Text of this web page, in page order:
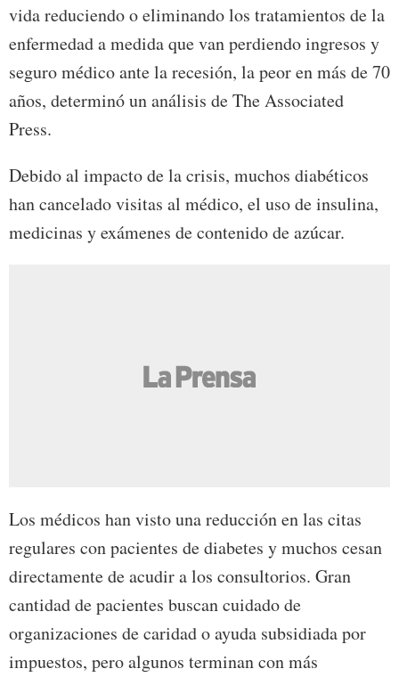
vida reduciendo o eliminando los tratamientos de la
enfermedad a medida que van perdiendo ingresos y
seguro médico ante la recesión, la peor en más de 70
años, determinó un análisis de The Associated
Press.
Debido al impacto de la crisis, muchos diabéticos
han cancelado visitas al médico, el uso de insulina,
medicinas y exámenes de contenido de azúcar.
Los médicos han visto una reducción en las citas
regulares con pacientes de diabetes y muchos cesan
directamente de acudir a los consultorios. Gran
cantidad de pacientes buscan cuidado de
organizaciones de caridad o ayuda subsidiada por
impuestos, pero algunos terminan con más